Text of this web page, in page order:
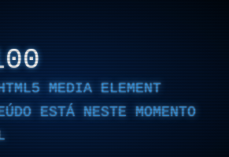
MEDIA ELEMENT
ESTÁ NESTE MOMENTO